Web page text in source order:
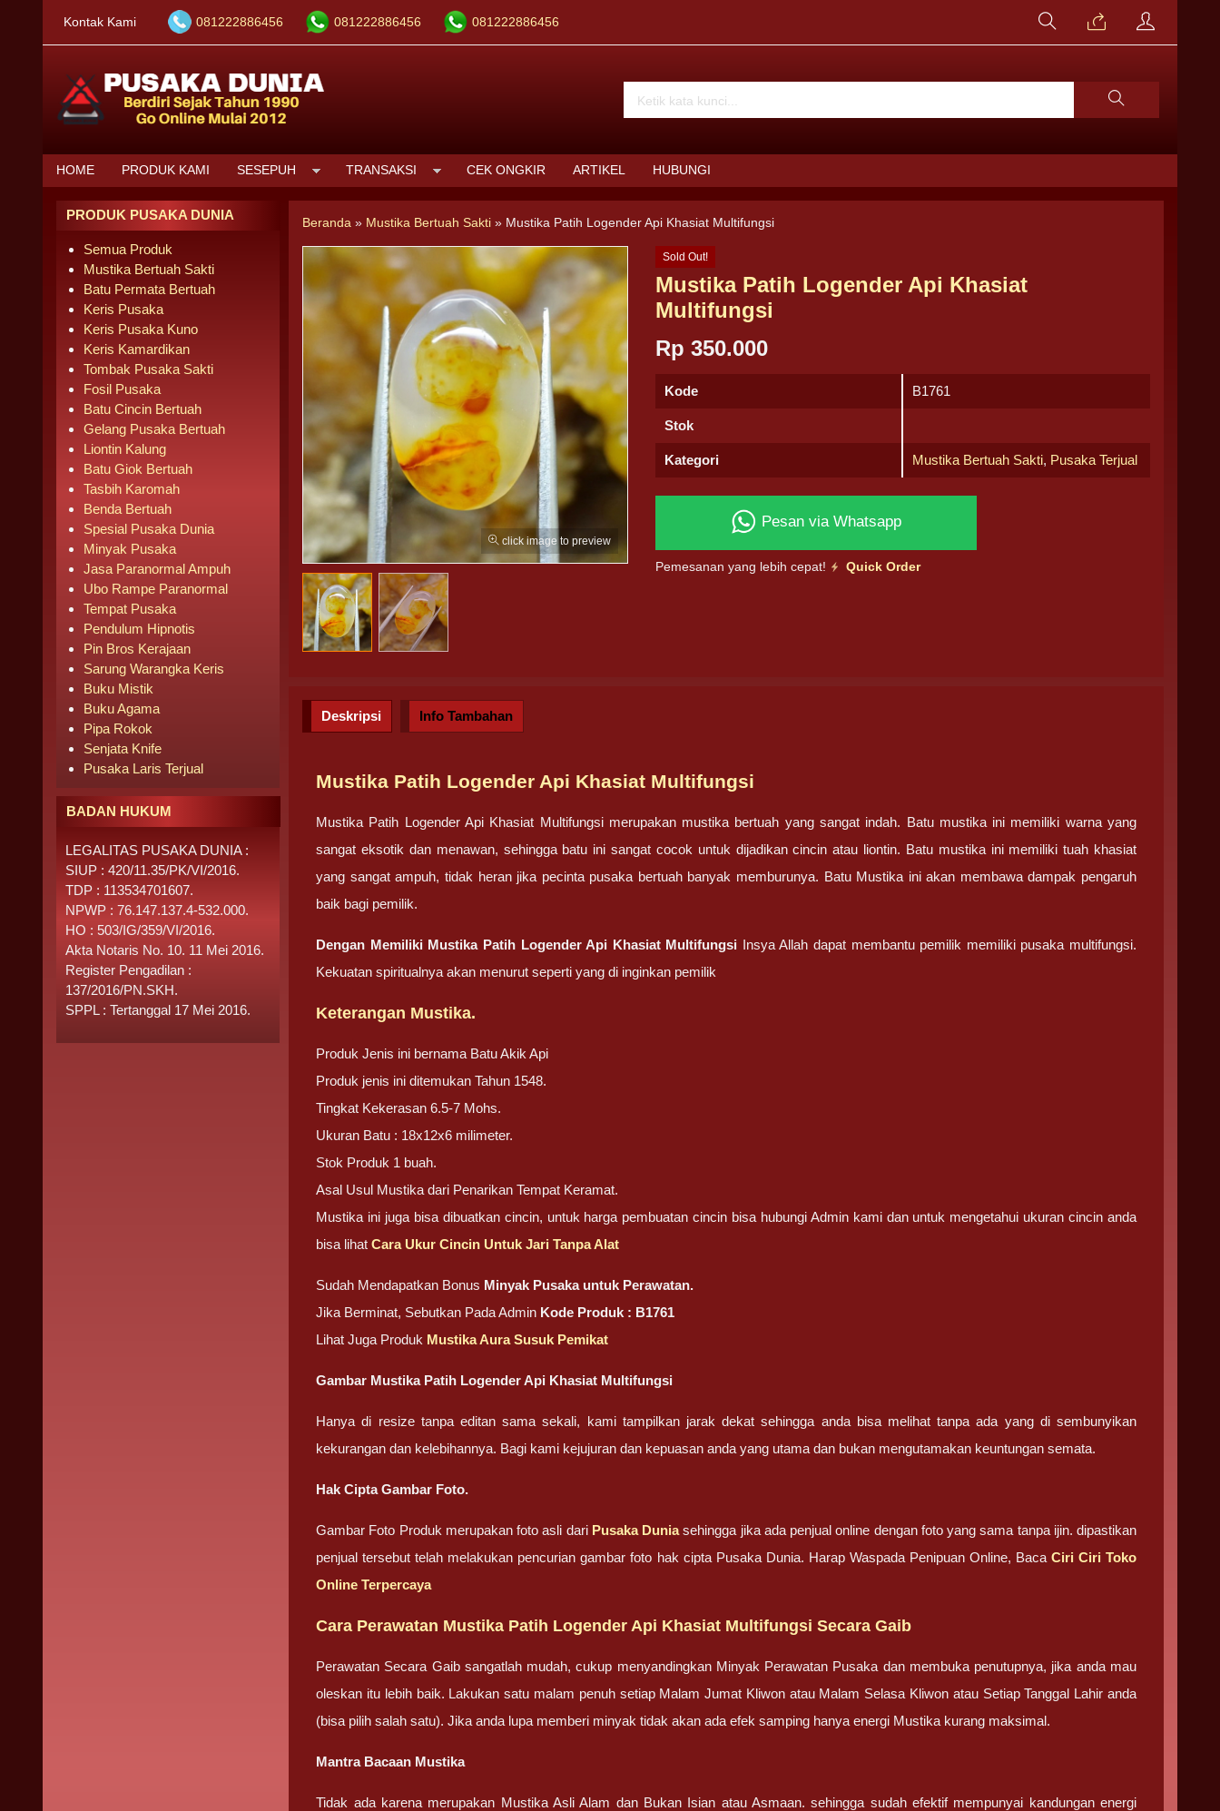
Kontak Kami 081222886456 081222886456 081222886456
HOME PRODUK KAMI SESEPUH TRANSAKSI CEK ONGKIR ARTIKEL HUBUNGI
Beranda » Mustika Bertuah Sakti » Mustika Patih Logender Api Khasiat Multifungsi
click image to preview
Sold Out!
Mustika Patih Logender Api Khasiat
Multifungsi
Rp 350.000
Kode B1761
Stok
Kategori Mustika Bertuah Sakti, Pusaka Terjual
Pesan via Whatsapp
Pemesanan yang lebih cepat! Quick Order
Deskripsi Info Tambahan
Mustika Patih Logender Api Khasiat Multifungsi
Mustika Patih Logender Api Khasiat Multifungsi merupakan mustika bertuah yang sangat indah. Batu mustika ini memiliki warna yang
sangat eksotik dan menawan, sehingga batu ini sangat cocok untuk dijadikan cincin atau liontin. Batu mustika ini memiliki tuah khasiat
yang sangat ampuh, tidak heran jika pecinta pusaka bertuah banyak memburunya. Batu Mustika ini akan membawa dampak pengaruh
baik bagi pemilik.
Dengan Memiliki Mustika Patih Logender Api Khasiat Multifungsi Insya Allah dapat membantu pemilik memiliki pusaka multifungsi.
Kekuatan spiritualnya akan menurut seperti yang di inginkan pemilik
Keterangan Mustika.
Produk Jenis ini bernama Batu Akik Api
Produk jenis ini ditemukan Tahun 1548.
Tingkat Kekerasan 6.5-7 Mohs.
Ukuran Batu : 18x12x6 milimeter.
Stok Produk 1 buah.
Asal Usul Mustika dari Penarikan Tempat Keramat.
Mustika ini juga bisa dibuatkan cincin, untuk harga pembuatan cincin bisa hubungi Admin kami dan untuk mengetahui ukuran cincin anda
bisa lihatCara Ukur Cincin Untuk Jari Tanpa Alat
Sudah Mendapatkan Bonus Minyak Pusaka untuk Perawatan.
Jika Berminat, Sebutkan Pada Admin Kode Produk : B1761
Lihat Juga Produk Mustika Aura Susuk Pemikat
Gambar Mustika Patih Logender Api Khasiat Multifungsi
Hanya di resize tanpa editan sama sekali, kami tampilkan jarak dekat sehingga anda bisa melihat tanpa ada yang di sembunyikan
kekurangan dan kelebihannya. Bagi kami kejujuran dan kepuasan anda yang utama dan bukan mengutamakan keuntungan semata.
Hak Cipta Gambar Foto.
Gambar Foto Produk merupakan foto asli dari Pusaka Duniasehingga jika ada penjual online dengan foto yang sama tanpa ijin. dipastikan
penjual tersebut telah melakukan pencurian gambar foto hak cipta Pusaka Dunia. Harap Waspada Penipuan Online, Baca Ciri Ciri Toko
Online Terpercaya
Cara Perawatan Mustika Patih Logender Api Khasiat Multifungsi Secara Gaib
Perawatan Secara Gaib sangatlah mudah, cukup menyandingkan Minyak Perawatan Pusaka dan membuka penutupnya, jika anda mau
oleskan itu lebih baik. Lakukan satu malam penuh setiap Malam Jumat Kliwon atau Malam Selasa Kliwon atau Setiap Tanggal Lahir anda
(bisa pilih salah satu). Jika anda lupa memberi minyak tidak akan ada efek samping hanya energi Mustika kurang maksimal.
Mantra Bacaan Mustika
Tidak ada karena merupakan Mustika Asli Alam dan Bukan Isian atau Asmaan. sehingga sudah efektif mempunyai kandungan energi
PRODUK PUSAKA DUNIA
Semua Produk
Mustika Bertuah Sakti
Batu Permata Bertuah
Keris Pusaka
Keris Pusaka Kuno
Keris Kamardikan
Tombak Pusaka Sakti
Fosil Pusaka
Batu Cincin Bertuah
Gelang Pusaka Bertuah
Liontin Kalung
Batu Giok Bertuah
Tasbih Karomah
Benda Bertuah
Spesial Pusaka Dunia
Minyak Pusaka
Jasa Paranormal Ampuh
Ubo Rampe Paranormal
Tempat Pusaka
Pendulum Hipnotis
Pin Bros Kerajaan
Sarung Warangka Keris
Buku Mistik
Buku Agama
Pipa Rokok
Senjata Knife
Pusaka Laris Terjual
BADAN HUKUM
LEGALITAS PUSAKA DUNIA :
SIUP : 420/11.35/PK/VI/2016.
TDP : 113534701607.
NPWP : 76.147.137.4-532.000.
HO : 503/IG/359/VI/2016.
Akta Notaris No. 10. 11 Mei 2016.
Register Pengadilan :
137/2016/PN.SKH.
SPPL : Tertanggal 17 Mei 2016.